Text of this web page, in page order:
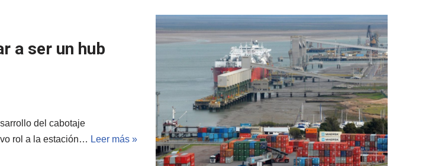
a ser un hub
del cabotaje
rol a la estación… Leer más »